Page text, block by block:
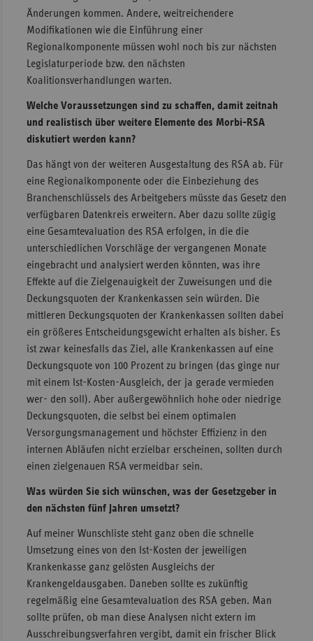
Änderungen kommen. Andere, weitreichendere
Modifikationen wie die Einführung einer
Regionalkomponente müssen wohl noch bis zur nächsten
Legislaturperiode bzw. den nächsten
Koalitionsverhandlungen warten.
Welche Voraussetzungen sind zu schaffen, damit zeitnah
und realistisch über weitere Elemente des Morbi-RSA
diskutiert werden kann?
Das hängt von der weiteren Ausgestaltung des RSA ab. Für
eine Regionalkomponente oder die Einbeziehung des
Branchenschlüssels des Arbeitgebers müsste das Gesetz den
verfügbaren Datenkreis erweitern. Aber dazu sollte zügig
eine Gesamtevaluation des RSA erfolgen, in die die
unterschiedlichen Vorschläge der vergangenen Monate
eingebracht und analysiert werden könnten, was ihre
Effekte auf die Zielgenauigkeit der Zuweisungen und die
Deckungsquoten der Krankenkassen sein würden. Die
mittleren Deckungsquoten der Krankenkassen sollten dabei
ein größeres Entscheidungsgewicht erhalten als bisher. Es
ist zwar keinesfalls das Ziel, alle Krankenkassen auf eine
Deckungsquote von 100 Prozent zu bringen (das ginge nur
mit einem Ist-Kosten-Ausgleich, der ja gerade vermieden
wer- den soll). Aber außergewöhnlich hohe oder niedrige
Deckungsquoten, die selbst bei einem optimalen
Versorgungsmanagement und höchster Effizienz in den
internen Abläufen nicht erzielbar erscheinen, sollten durch
einen zielgenauen RSA vermeidbar sein.
Was würden Sie sich wünschen, was der Gesetzgeber in
den nächsten fünf Jahren umsetzt?
Auf meiner Wunschliste steht ganz oben die schnelle
Umsetzung eines von den Ist-Kosten der jeweiligen
Krankenkasse ganz gelösten Ausgleichs der
Krankengeldausgaben. Daneben sollte es zukünftig
regelmäßig eine Gesamtevaluation des RSA geben. Man
sollte prüfen, ob man diese Analysen nicht extern im
Ausschreibungsverfahren vergibt, damit ein frischer Blick